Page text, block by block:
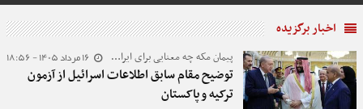
اخبار برگزیده
16 مرداد 1405 - 18:56 پیمان مکه چه معنایی برای ایران دارد؟
توضیح مقام سابق اطلاعات اسرائیل از آزمون
ترکیه و پاکستان